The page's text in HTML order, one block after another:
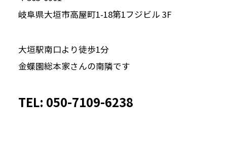
岐阜県大垣市高屋町1-18第1フジビル 3F
大垣駅南口より徒歩1分
金蝶園総本家さんの南隣です
TEL: 050-7109-6238